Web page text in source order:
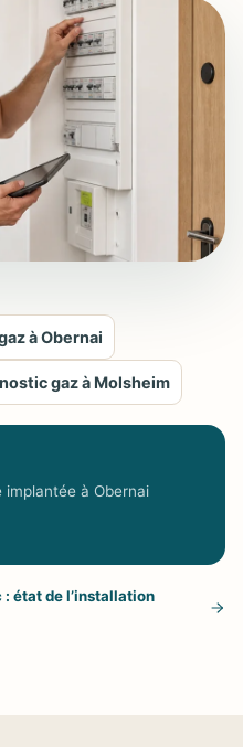
à Obernai
gaz à Molsheim
implantée à Obernai
état de l’installation